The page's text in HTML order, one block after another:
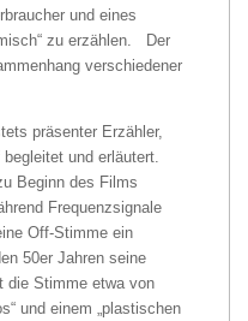
und eines
zu erzählen. Der
verschiedener
präsenter Erzähler,
und erläutert.
Beginn des Films
Frequenzsignale
Off-Stimme ein
50er Jahren seine
die Stimme etwa von
und einem „plastischen